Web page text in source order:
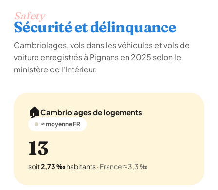
Safety
Sécurité et délinquance
Cambriolages, vols dans les véhicules et vols de
voiture enregistrés à Pignans en 2025 selon le
ministère de l'Intérieur.
🏠Cambriolages de logements
≈ moyenne FR
13
soit2,73 ‰habitants· France ≈ 3,3 ‰